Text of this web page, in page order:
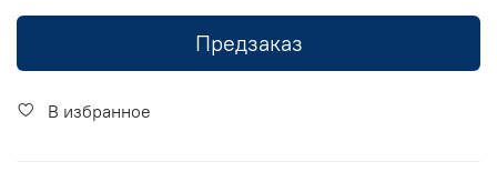
Предзаказ
В избранное